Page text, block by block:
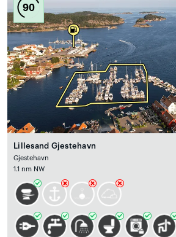
90
Lillesand Gjestehavn
Gjestehavn
1.1 nm NW